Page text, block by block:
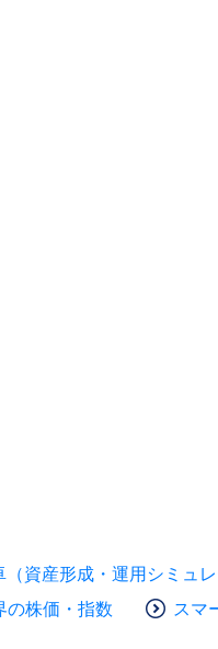
資産形成・運用シミュレ
の株価・指数 スマ